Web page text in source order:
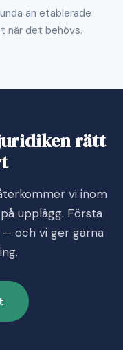
än etablerade
när det behövs.
rätt
vi inom
upplägg. Första
och vi ger gärna